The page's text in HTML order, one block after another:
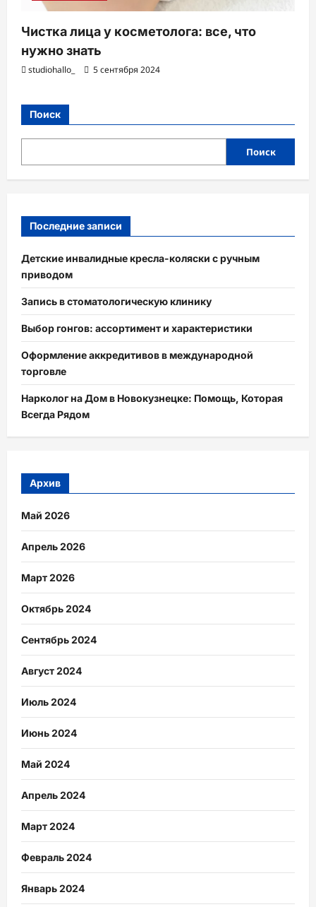
Чистка лица у косметолога: все, что
нужно знать
studiohallo_ 5 сентября 2024
Поиск
Поиск
Последние записи
Детские инвалидные кресла-коляски с ручным
приводом
Запись в стоматологическую клинику
Выбор гонгов: ассортимент и характеристики
Оформление аккредитивов в международной
торговле
Нарколог на Дом в Новокузнецке: Помощь, Которая
Всегда Рядом
Архив
Май 2026
Апрель 2026
Март 2026
Октябрь 2024
Сентябрь 2024
Август 2024
Июль 2024
Июнь 2024
Май 2024
Апрель 2024
Март 2024
Февраль 2024
Январь 2024